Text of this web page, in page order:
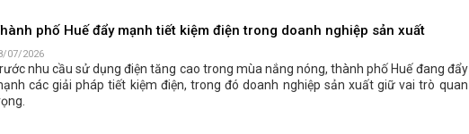
phố Huế đẩy mạnh tiết kiệm điện trong doanh nghiệp sản xuất
07/2026
nhu cầu sử dụng điện tăng cao trong mùa nắng nóng, thành phố Huế đang đẩy
các giải pháp tiết kiệm điện, trong đó doanh nghiệp sản xuất giữ vai trò quan